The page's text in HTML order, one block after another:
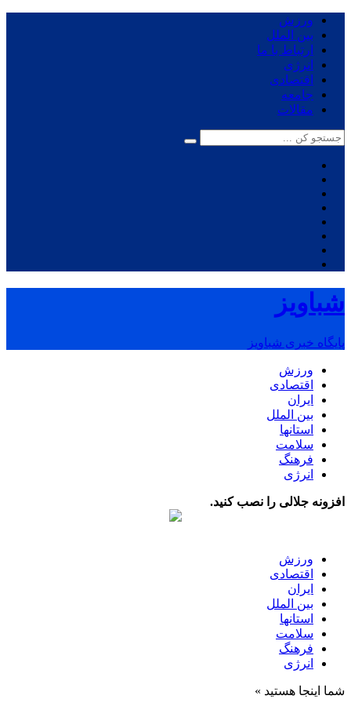
ورزش
بین الملل
ارتباط با ما
انرژی
اقتصادی
جامعه
مقالات
شباویز
پایگاه خبری شباویز
ورزش
اقتصادی
ایران
بین الملل
استانها
سلامت
فرهنگ
انرژی
افزونه جلالی را نصب کنید.
ورزش
اقتصادی
ایران
بین الملل
استانها
سلامت
فرهنگ
انرژی
شما اینجا هستید »